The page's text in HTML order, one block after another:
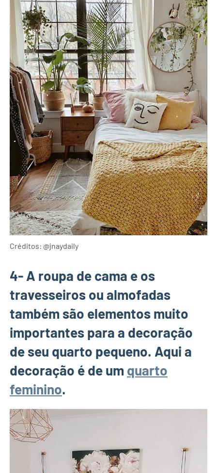
Créditos: @jnaydaily
4- A roupa de cama e os
travesseiros ou almofadas
também são elementos muito
importantes para a decoração
de seu quarto pequeno. Aqui a
decoração é de um quarto
feminino.